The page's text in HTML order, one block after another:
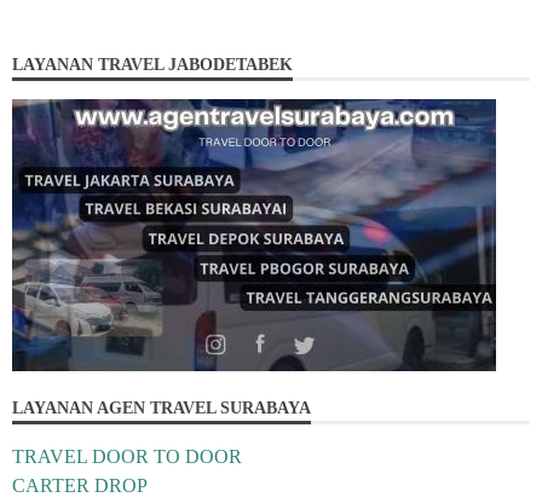
LAYANAN TRAVEL JABODETABEK
LAYANAN AGEN TRAVEL SURABAYA
TRAVEL DOOR TO DOOR
CARTER DROP